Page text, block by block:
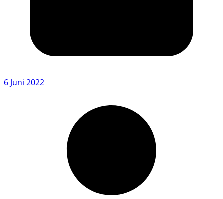
6 Juni 2022